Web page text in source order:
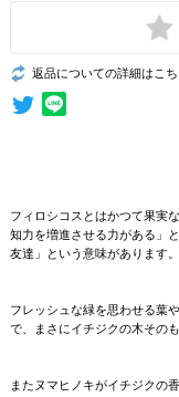
返品についての詳細はこち
フィロシコスとはかつて果実
知力を増進させる力がある」
友達」という意味があります。
フレッシュな緑を思わせる葉
で、まさにイチジクの木その
またヌマヒノキがイチジクの